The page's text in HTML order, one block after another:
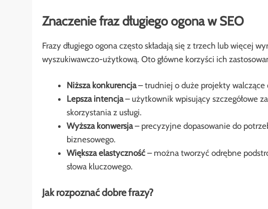
Znaczenie fraz długiego ogona w SEO
Frazy długiego ogona często składają się z trzech lub więcej
wyszukiwawczo-użytkową. Oto główne korzyści ich
Niższa konkurencja– trudniej o duże projekty
Lepsza intencja– użytkownik wpisujący szczegółowe
skorzystania z usługi.
Wyższa konwersja– precyzyjne dopasowanie do
biznesowego.
Większa elastyczność– można tworzyć odrębne
słowa kluczowego.
Jak rozpoznać dobre frazy?